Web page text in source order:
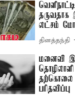
லட்சம்
தினத்தந்தி
மனைவி
தற்கொலை
பரிதவிப்பு